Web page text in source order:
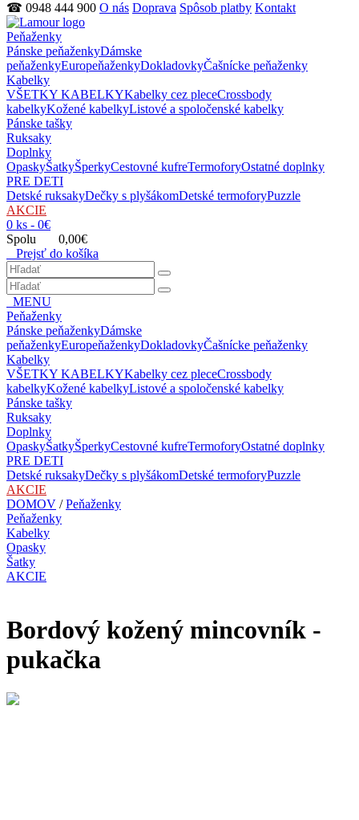
☎ 0948 444 900 O nás Doprava Spôsob platby Kontakt
Peňaženky
Pánske peňaženkyDámske
peňaženkyEuropeňaženkyDokladovkyČašnícke peňaženky
Kabelky
VŠETKY KABELKYKabelky cez pleceCrossbody
kabelkyKožené kabelkyListové a spoločenské kabelky
Pánske tašky
Ruksaky
Doplnky
OpaskyŠatkyŠperkyCestovné kufreTermoforyOstatné doplnky
PRE DETI
Detské ruksakyDečky s plyšákomDetské termoforyPuzzle
AKCIE
0 ks - 0€
Spolu 0,00€
Prejsť do košíka
MENU
Peňaženky
Pánske peňaženkyDámske
peňaženkyEuropeňaženkyDokladovkyČašnícke peňaženky
Kabelky
VŠETKY KABELKYKabelky cez pleceCrossbody
kabelkyKožené kabelkyListové a spoločenské kabelky
Pánske tašky
Ruksaky
Doplnky
OpaskyŠatkyŠperkyCestovné kufreTermoforyOstatné doplnky
PRE DETI
Detské ruksakyDečky s plyšákomDetské termoforyPuzzle
AKCIE
DOMOV /Peňaženky
Peňaženky
Kabelky
Opasky
Šatky
AKCIE
Bordový kožený mincovník -
pukačka